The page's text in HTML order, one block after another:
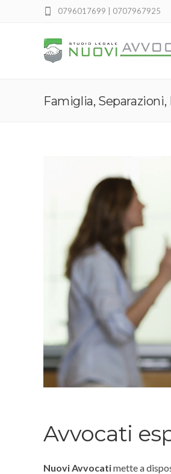
0796017699 | 0707967925
Famiglia, Separazioni,
Avvocati
Nuovi Avvocatimette a